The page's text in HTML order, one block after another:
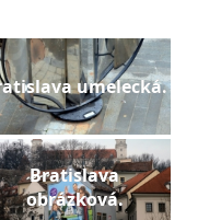
umelecká.
Bratislava
obrázková.